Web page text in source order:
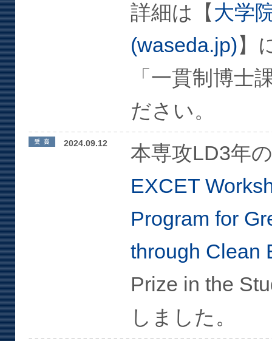
詳細は【大学
(waseda.jp)】
「一貫制博士
ださい。
2024.09.12
本専攻LD3年
EXCET
Program for
through Clean
Prize in the
しました。